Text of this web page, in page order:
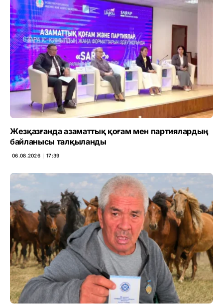
Жезқазғанда азаматтық қоғам мен партиялардың
байланысы талқыланды
06.08.2026 ∣ 17:39